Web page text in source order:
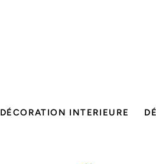
DÉCORATION INTERIEURE